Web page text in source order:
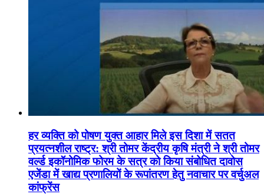
हर व्यक्ति को पोषण युक्त आहार मिले इस दिशा में सतत
प्रयत्नशील राष्ट्र: श्री तोमर केंद्रीय कृषि मंत्री ने श्री तोमर
वर्ल्ड इकॉनोमिक फोरम के सत्र को किया संबोधित दावोस
एजेंडा में खाद्य प्रणालियों के रूपांतरण हेतु नवाचार पर वर्चुअल
कांफ्रेंस